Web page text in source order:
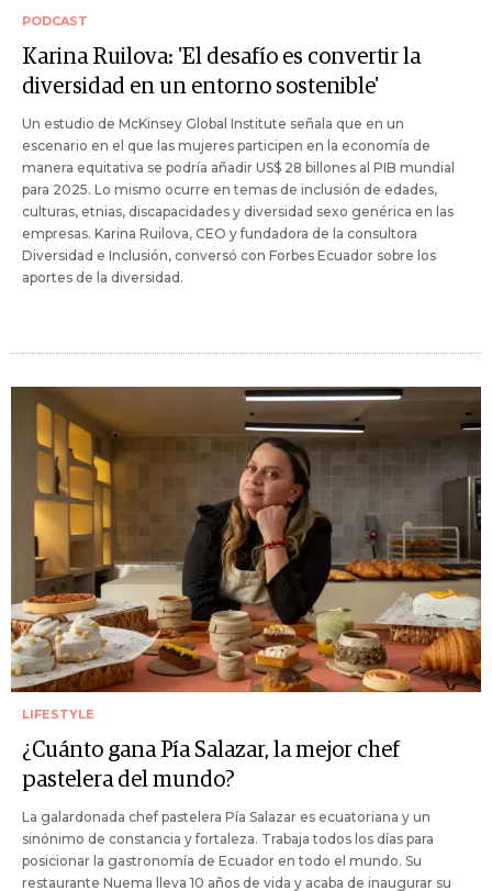
PODCAST
Karina Ruilova: 'El desafío es convertir la
diversidad en un entorno sostenible'
Un estudio de McKinsey Global Institute señala que en un
escenario en el que las mujeres participen en la economía de
manera equitativa se podría añadir US$ 28 billones al PIB mundial
para 2025. Lo mismo ocurre en temas de inclusión de edades,
culturas, etnias, discapacidades y diversidad sexo genérica en las
empresas. Karina Ruilova, CEO y fundadora de la consultora
Diversidad e Inclusión, conversó con Forbes Ecuador sobre los
aportes de la diversidad.
LIFESTYLE
¿Cuánto gana Pía Salazar, la mejor chef
pastelera del mundo?
La galardonada chef pastelera Pía Salazar es ecuatoriana y un
sinónimo de constancia y fortaleza. Trabaja todos los días para
posicionar la gastronomía de Ecuador en todo el mundo. Su
restaurante Nuema lleva 10 años de vida y acaba de inaugurar su